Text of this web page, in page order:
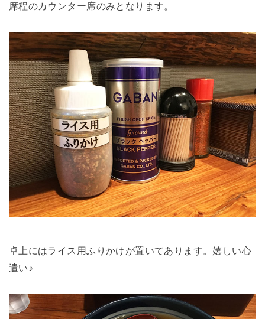
席程のカウンター席のみとなります。
卓上にはライス用ふりかけが置いてあります。嬉しい心
遣い♪